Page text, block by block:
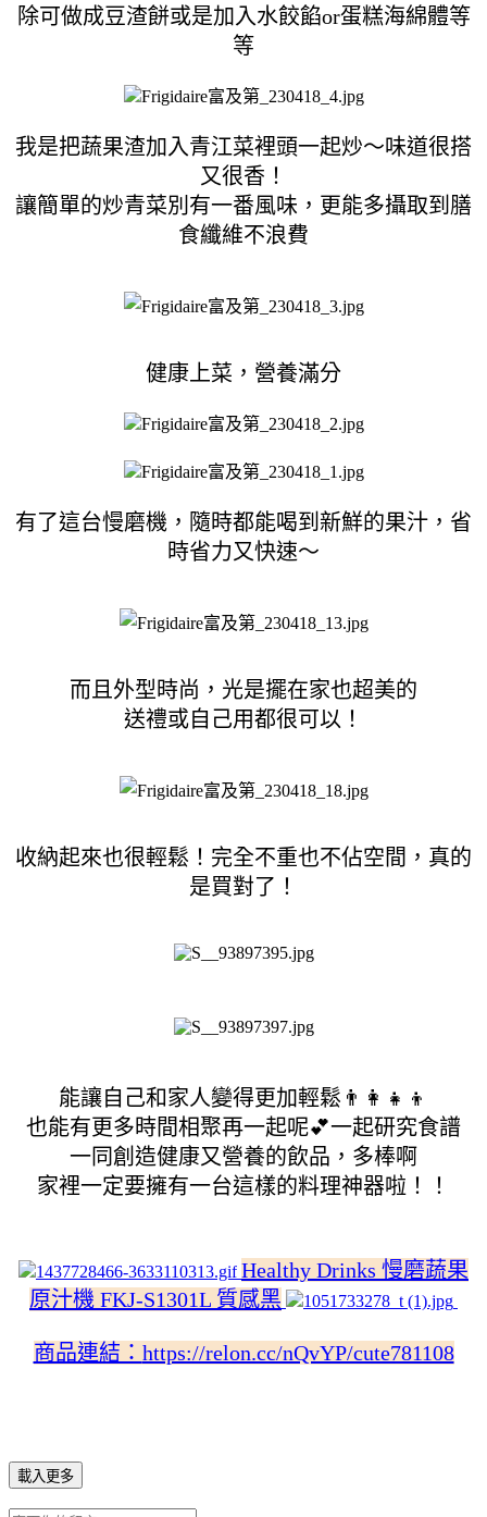
除可做成豆渣餅或是加入水餃餡or蛋糕海綿體等
等
我是把蔬果渣加入青江菜裡頭一起炒～味道很搭
又很香！
讓簡單的炒青菜別有一番風味，更能多攝取到膳
食纖維不浪費
健康上菜，營養滿分
有了這台慢磨機，隨時都能喝到新鮮的果汁，省
時省力又快速～
而且外型時尚，光是擺在家也超美的
送禮或自己用都很可以！
收納起來也很輕鬆！完全不重也不佔空間，真的
是買對了！
能讓自己和家人變得更加輕鬆👨‍👩‍👧‍👦
也能有更多時間相聚再一起呢💕一起研究食譜
一同創造健康又營養的飲品，多棒啊
家裡一定要擁有一台這樣的料理神器啦！！
Healthy Drinks 慢磨蔬果
原汁機 FKJ-S1301L 質感黑
商品連結： https://relon.cc/nQvYP/cute781108
載入更多